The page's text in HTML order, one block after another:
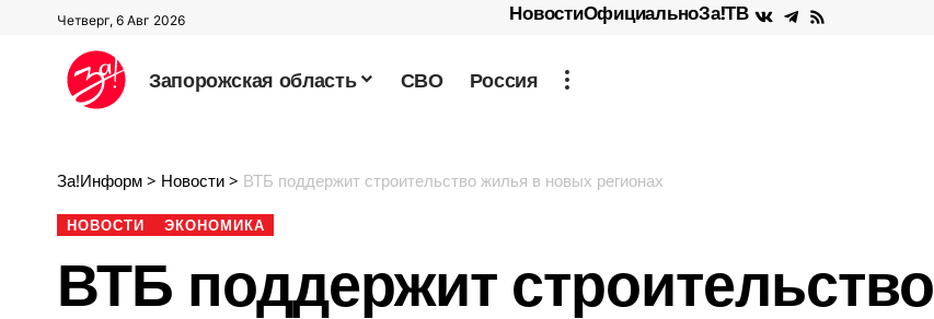
Четверг, 6 Авг 2026 НовостиОфициальноЗа!ТВ
Запорожская область СВО Россия
За!Информ > Новости > ВТБ поддержит строительство жилья в новых регионах
НОВОСТИ ЭКОНОМИКА
ВТБ поддержит строительство